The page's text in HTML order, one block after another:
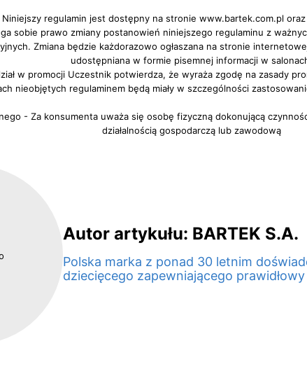
Niniejszy regulamin jest dostępny na stronie www.bartek.com.pl oraz
sobie prawo zmiany postanowień niniejszego regulaminu z
Zmiana będzie każdorazowo ogłaszana na stronie
udostępniana w formie pisemnej informacji w
w promocji Uczestnik potwierdza, że wyraża zgodę na zasady
nieobjętych regulaminem będą miały w szczególności
- Za konsumenta uważa się osobę fizyczną dokonującą
działalnością gospodarczą lub zawodową
Autor artykułu: BARTEK S.A.
Polska marka z ponad 30 letnim
dziecięcego zapewniającego